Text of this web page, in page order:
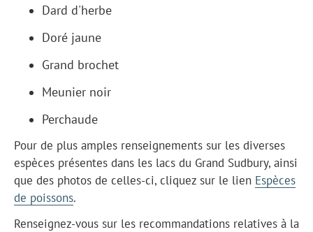
Dard d'herbe
Doré jaune
Grand brochet
Meunier noir
Perchaude
Pour de plus amples renseignements sur les diverses
espèces présentes dans les lacs du Grand Sudbury, ainsi
que des photos de celles-ci, cliquez sur le lien Espèces
de poissons.
Renseignez-vous sur les recommandations relatives à la